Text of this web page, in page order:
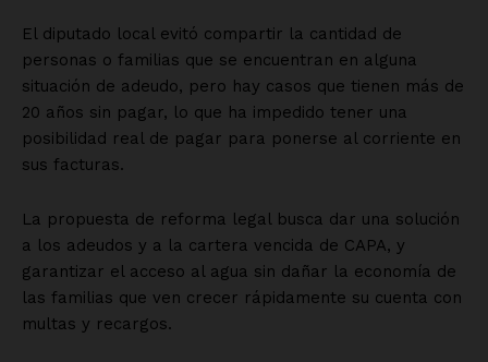
El diputado local evitó compartir la cantidad de
personas o familias que se encuentran en alguna
situación de adeudo, pero hay casos que tienen más de
20 años sin pagar, lo que ha impedido tener una
posibilidad real de pagar para ponerse al corriente en
sus facturas.
La propuesta de reforma legal busca dar una solución
a los adeudos y a la cartera vencida de CAPA, y
garantizar el acceso al agua sin dañar la economía de
las familias que ven crecer rápidamente su cuenta con
multas y recargos.